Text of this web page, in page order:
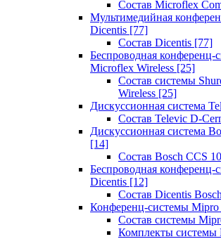
Состав Microflex
Мультимедийная
Dicentis [77]
Состав Dicentis [77]
Беспроводная конференц-
Microflex Wireless [25]
Состав системы
Wireless [25]
Дискуссионная система
Состав Televic D-
Дискуссионная система
[14]
Состав Bosch CCS
Беспроводная конференц-
Dicentis [12]
Состав Dicentis Bosch
Конференц-системы Mipro
Состав системы
Комплекты системы